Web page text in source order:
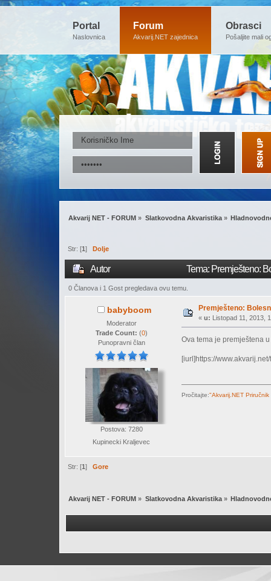
Portal
Naslovnica
Forum
Akvarij.NET zajednica
Obrasci
Pošaljite mali
Akvarij NET - FORUM » Slatkovodna Akvaristika»
Str: [1] Dolje
Autor Tema: Premješteno:
0 Članova i 1 Gost pregledava ovu temu.
babyboom
Moderator
Trade Count: (0)
Punopravni član
Postova: 7280
Kupinecki Kraljevec
Premješteno:
« u: Listopad 11, 2013,
Ova tema je premještena u
[iurl]https://
Pročitajte:"Akvarij.NET
Str: [1]Gore
Akvarij NET - FORUM » Slatkovodna Akvaristika»